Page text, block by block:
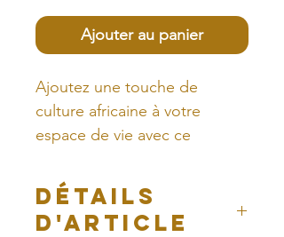
Ajouter au panier
Ajoutez une touche de
culture africaine à votre
espace de vie avec ce
Fabriqué à partir de tissu en
wax et velours, ce coussin
DÉTAILS
D'ARTICLE